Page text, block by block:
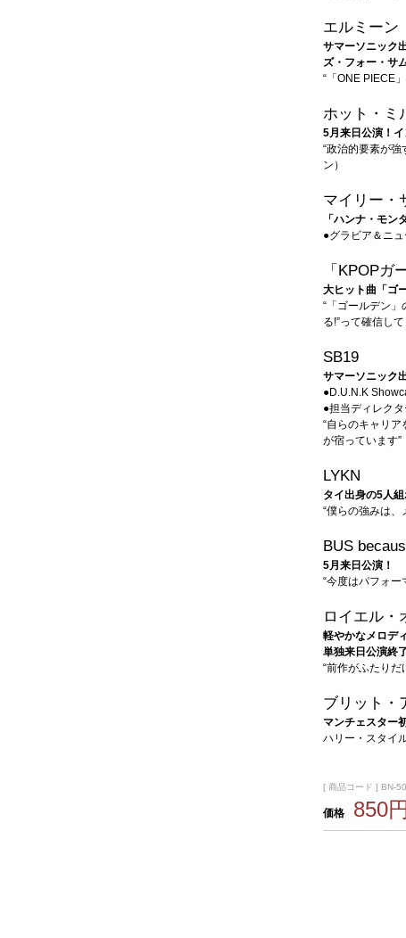
エルミーン
サマーソニック
ズ・フォー・サ
“「ONE PIECE
ホット・ミ
5月来日公演！
“政治的要素が
ン）
マイリー・
「ハンナ・モン
●グラビア＆ニュ
「KPOPガ
大ヒット曲「ゴ
“「ゴールデン
る!”って確信して
SB19
サマーソニック
●D.U.N.K
●担当ディレク
“自らのキャリ
が宿っています”
LYKN
タイ出身の5人
“僕らの強みは
BUS
5月来日公演！
“今度はパフォー
ロイエル・
軽やかなメロデ
単独来日公演終
“前作がふたりだ
ブリット・
マンチェスター
ハリー・スタイ
[ 商品コード ] BN-
価格 850円